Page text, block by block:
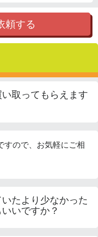
頼する
取ってもらえます
すので、お気軽にご相
たより少なかった
いですか？